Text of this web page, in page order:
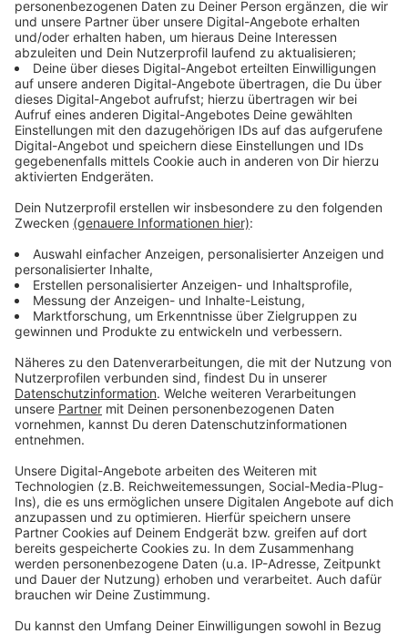
mobile Bürgerbüro ab dem 19. Januar 2023 jeweils
donnerstags von 12:00 – 16:00 Uhr in den Filialen der
Sparkasse wie folgt zum Einsatz:
• Jeden ersten und dritten Donnerstag im Monat in
der Sparkassenfiliale in Opladen (Kölner Straße 35 -
41, 51379 Leverkusen)
• Jeden zweiten Donnerstag im Monat von 12:00 –
(Wupperstraße 2, 51371 Leverkusen)
• Jeden vierten Donnerstag im Monat von 12:00 Uhr
– 16:00 Uhr in der Sparkassenfiliale in Schlebusch
(Münsters Gäßchen 5, 51375 Leverkusen)
Anzeige
Das wird in den mobilen Bürgerbüros
angeboten
Anzeige
• An-, Ab- und Ummeldungen des Wohnsitzes
• Beantragung und Ausgabe von Personalausweisen
• Beantragung und Ausgabe von Reisepässen/